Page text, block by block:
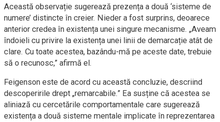
Această observație sugerează prezența a două ‘sisteme de
numere’ distincte în creier. Nieder a fost surprins, deoarece
anterior credea în existența unei singure mecanisme. „Aveam
îndoieli cu privire la existența unei linii de demarcație atât de
clare. Cu toate acestea, bazându-mă pe aceste date, trebuie
să o recunosc,” afirmă el.
Feigenson este de acord cu această concluzie, descriind
descoperirile drept „remarcabile.” Ea susține că acestea se
aliniază cu cercetările comportamentale care sugerează
existența a două sisteme mentale implicate în reprezentarea